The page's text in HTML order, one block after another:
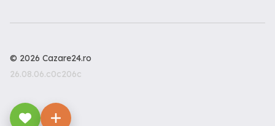
© 2026 Cazare24.ro
26.08.06.c0c206c